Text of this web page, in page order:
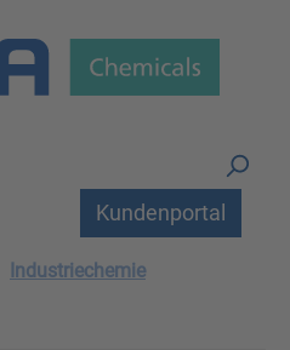
Kundenportal
Industriechemie